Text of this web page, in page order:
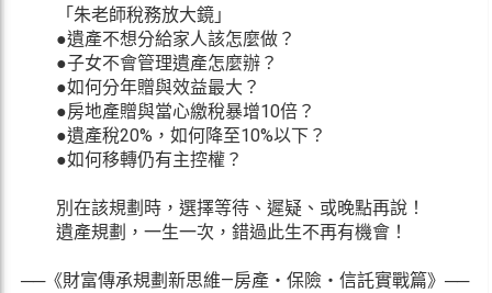
「朱老師稅務放大鏡」
●遺產不想分給家人該怎麼做？
●子女不會管理遺產怎麼辦？
●如何分年贈與效益最大？
●房地產贈與當心繳稅暴增10倍？
●遺產稅20%，如何降至10%以下？
●如何移轉仍有主控權？
別在該規劃時，選擇等待、遲疑、或晚點再說！
遺產規劃，一生一次，錯過此生不再有機會！
──《財富傳承規劃新思維—房產・保險・信託實戰篇》──